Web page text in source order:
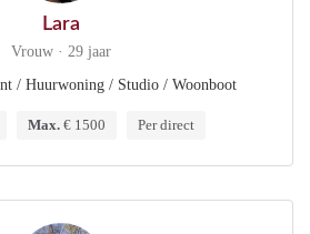
Lara
Vrouw · 29 jaar
/ Huurwoning / Studio / Woonboot
Max. € 1500 Per direct